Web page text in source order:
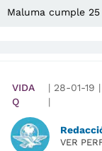
Maluma cumple
VIDA
Q
| 28-01-19 |
|
VER